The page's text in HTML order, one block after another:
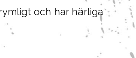
och har härliga